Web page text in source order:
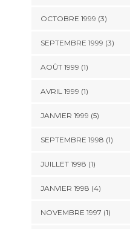
OCTOBRE 1999 (3)
SEPTEMBRE 1999 (3)
AOÛT 1999 (1)
AVRIL 1999 (1)
JANVIER 1999 (5)
SEPTEMBRE 1998 (1)
JUILLET 1998 (1)
JANVIER 1998 (4)
NOVEMBRE 1997 (1)